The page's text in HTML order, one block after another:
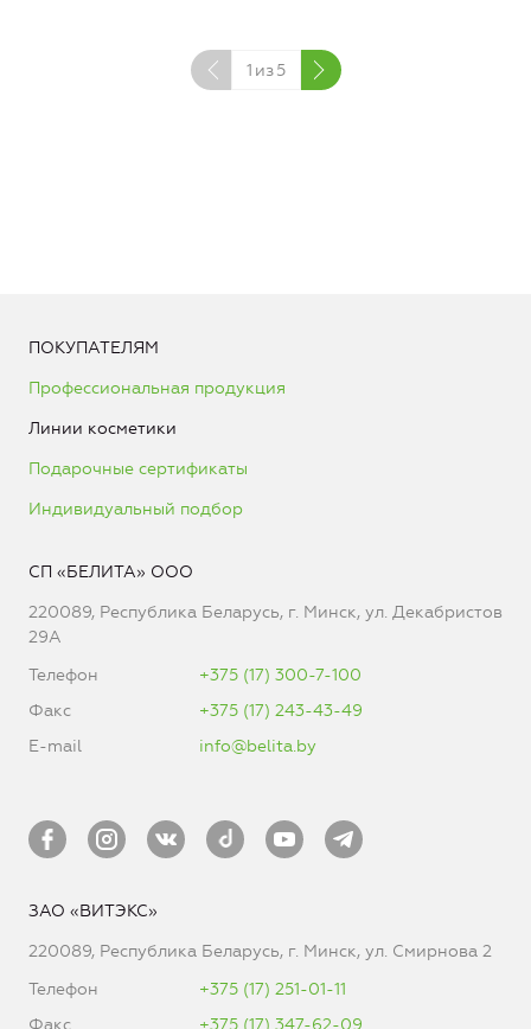
1 из 5
ПОКУПАТЕЛЯМ
Профессиональная продукция
Линии косметики
Подарочные сертификаты
Индивидуальный подбор
СП «БЕЛИТА» ООО
220089, Республика Беларусь, г. Минск, ул. Декабристов
29А
Телефон
+375 (17) 300-7-100
Факс
+375 (17) 243-43-49
E-mail
info@belita.by
ЗАО «ВИТЭКС»
220089, Республика Беларусь, г. Минск, ул. Смирнова 2
Телефон
+375 (17) 251-01-11
Факс
+375 (17) 347-62-09